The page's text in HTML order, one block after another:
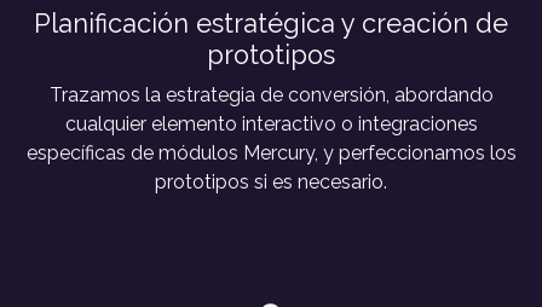
Planificación estratégica y creación de
prototipos
Trazamos la estrategia de conversión, abordando
cualquier elemento interactivo o integraciones
específicas de módulos Mercury, y perfeccionamos los
prototipos si es necesario.